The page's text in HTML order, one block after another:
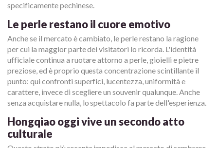
specificamente pechinese.
Le perle restano il cuore emotivo
Anche se il mercato è cambiato, le perle restano la ragione
per cui la maggior parte dei visitatori lo ricorda. L'identità
ufficiale continua a ruotare attorno a perle, gioielli e pietre
preziose, ed è proprio questa concentrazione scintillante il
punto: qui confronti superfici, lucentezza, uniformità e
carattere, invece di scegliere un souvenir qualunque. Anche
senza acquistare nulla, lo spettacolo fa parte dell'esperienza.
Hongqiao oggi vive un secondo atto
culturale